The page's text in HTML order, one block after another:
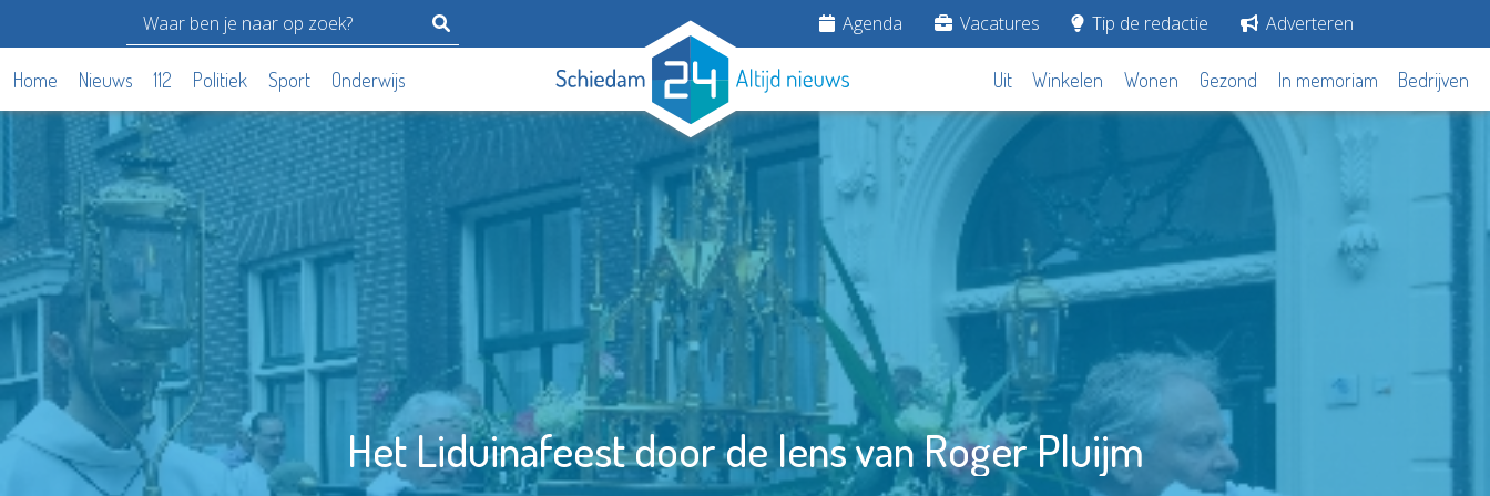
Agenda Vacatures Tip de redactie Adverteren
Home Nieuws 112 Politiek Sport Onderwijs Uit Winkelen Wonen Gezond In memoriam Bedrijven
Het Liduinafeest door de lens van Roger Pluijm